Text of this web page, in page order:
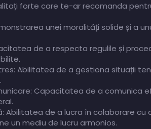
forte care te-ar recomanda
unei moralități solide și a
de a respecta regulile și
Abilitatea de a gestiona situații
Capacitatea de a comunica
Abilitatea de a lucra în colaborare
un mediu de lucru armonios.